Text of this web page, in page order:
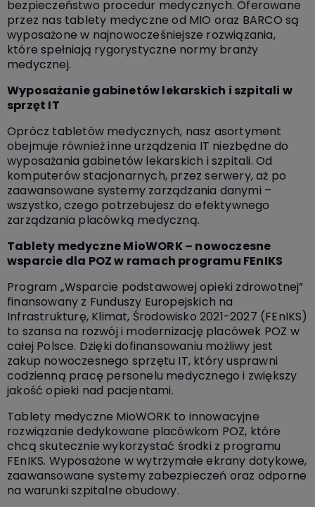
bezpieczeństwo procedur medycznych. Oferowane
przez nas tablety medyczne od MIO oraz BARCO są
wyposażone w najnowocześniejsze rozwiązania,
które spełniają rygorystyczne normy branży
medycznej.
Wyposażanie gabinetów lekarskich i szpitali w
sprzęt IT
Oprócz tabletów medycznych, nasz asortyment
obejmuje również inne urządzenia IT niezbędne do
wyposażania gabinetów lekarskich i szpitali. Od
komputerów stacjonarnych, przez serwery, aż po
zaawansowane systemy zarządzania danymi –
wszystko, czego potrzebujesz do efektywnego
zarządzania placówką medyczną.
Tablety medyczne MioWORK – nowoczesne
wsparcie dla POZ w ramach programu FEnIKS
Program „Wsparcie podstawowej opieki zdrowotnej”
finansowany z Funduszy Europejskich na
Infrastrukturę, Klimat, Środowisko 2021-2027 (FEnIKS)
to szansa na rozwój i modernizację placówek POZ w
całej Polsce. Dzięki dofinansowaniu możliwy jest
zakup nowoczesnego sprzętu IT, który usprawni
codzienną pracę personelu medycznego i zwiększy
jakość opieki nad pacjentami.
Tablety medyczne MioWORK to innowacyjne
rozwiązanie dedykowane placówkom POZ, które
chcą skutecznie wykorzystać środki z programu
FEnIKS. Wyposażone w wytrzymałe ekrany dotykowe,
zaawansowane systemy zabezpieczeń oraz odporne
na warunki szpitalne obudowy.